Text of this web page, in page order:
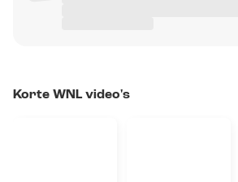
Korte WNL video's